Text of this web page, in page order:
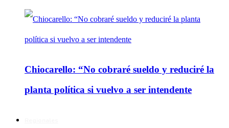
Chiocarello: “No cobraré sueldo y reduciré la
planta política si vuelvo a ser intendente